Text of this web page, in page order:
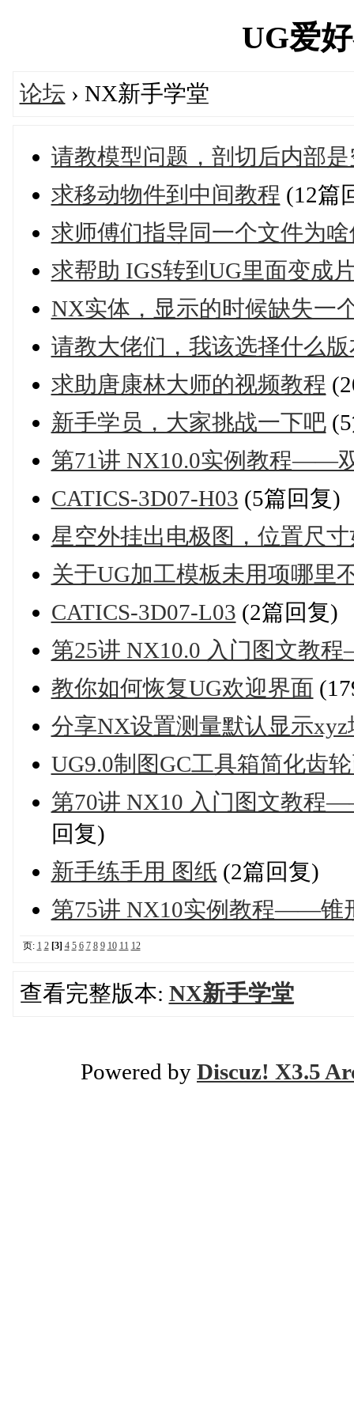
UG爱
论坛 › NX新手学堂
请教模型问题，剖切后内部
求移动物件到中间教程 (12篇
求师傅们指导同一个文件为
求帮助 IGS转到UG里面变成
NX实体，显示的时候缺失一
请教大佬们，我该选择什么版
求助唐康林大师的视频教程
新手学员，大家挑战一下吧(5
第71讲 NX10.0实例教程——
CATICS-3D07-H03 (5篇回复)
星空外挂出电极图，位置尺
关于UG加工模板未用项哪里
CATICS-3D07-L03 (2篇回复)
第25讲 NX10.0 入门图文教
教你如何恢复UG欢迎界面
分享NX设置测量默认显示xyz
UG9.0制图GC工具箱简化齿
第70讲 NX10 入门图文教程
回复)
新手练手用 图纸 (2篇回复)
第75讲 NX10实例教程——锥
页: 1 2 [3] 4 5 6 7 8 9 10 11 12
查看完整版本: NX新手学堂
Powered by Discuz! X3.5